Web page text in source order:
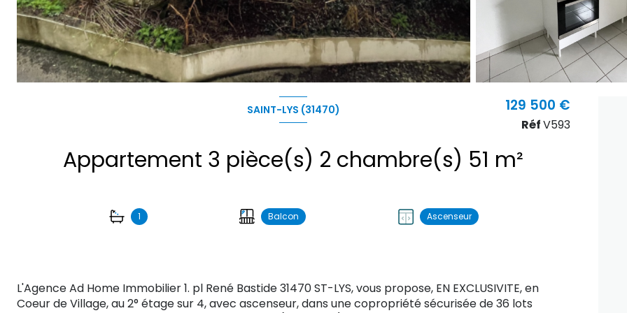
SAINT-LYS (31470)
Appartement 3 pièce(s) 2 chambre(s) 51 m²
1 Balcon Ascenseur
129 500 €
RéfV593
L'Agence Ad Home Immobilier 1. pl René Bastide 31470 ST-LYS, vous propose, EN EXCLUSIVITE, en
Coeur de Village, au 2° étage sur 4, avec ascenseur, dans une copropriété sécurisée de 36 lots